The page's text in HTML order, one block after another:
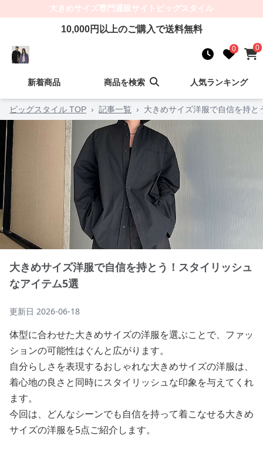
大きめサイズ専門通販サイト ビッグスタイル
10,000円以上のご購入で送料無料
0 0
新着商品 商品を検索 人気ランキング
ビッグスタイル TOP › 記事一覧 › 大きめサイズ洋服で自信を持
大きめサイズ洋服で自信を持とう！スタイリッシュ
なアイテム5選
更新日 2026-06-18
体型に合わせた大きめサイズの洋服を選ぶことで、ファッ
ションの可能性はぐんと広がります。
自分らしさを表現するおしゃれな大きめサイズの洋服は、
着心地の良さと同時にスタイリッシュな印象を与えてくれ
ます。
今回は、どんなシーンでも自信を持って着こなせる大きめ
サイズの洋服を5点ご紹介します。